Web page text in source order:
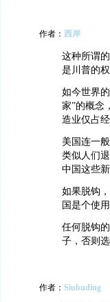
作者： 西岸
这种所谓
是川普的
如今世界
家”的概念
造业仅占
美国连一
类似人们
中国这些
如果脱钩
国是个使
任何脱钩
子，否则
作者： Siubuding